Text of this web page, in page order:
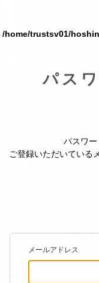
/home/trustsv01/
パス
パスワ
ご登録いただいている
メールアドレス